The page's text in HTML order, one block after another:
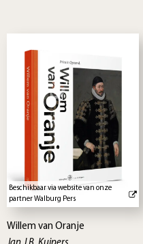
Beschikbaar via website van onze
partner Walburg Pers
Willem van Oranje